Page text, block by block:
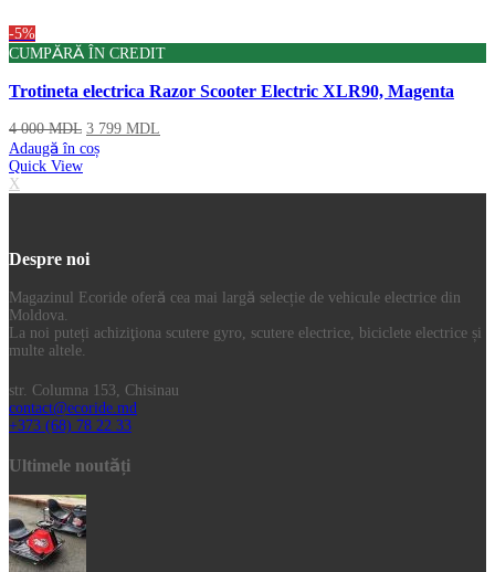
-5%
CUMPĂRĂ ÎN CREDIT
Trotineta electrica Razor Scooter Electric XLR90, Magenta
4 000MDL 3 799 MDL
Adaugă în coș
Quick View
X
Despre noi
Magazinul Ecoride oferă cea mai largă selecție de vehicule electrice din
Moldova.
La noi puteți achiziţiona scutere gyro, scutere electrice, biciclete electrice și
multe altele.
str. Columna 153, Chisinau
contact@ecoride.md
+373 (68) 78 22 33
Ultimele noutăți